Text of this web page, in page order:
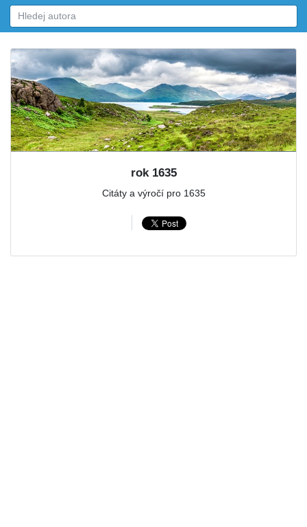
rok 1635
Citáty a výročí pro 1635